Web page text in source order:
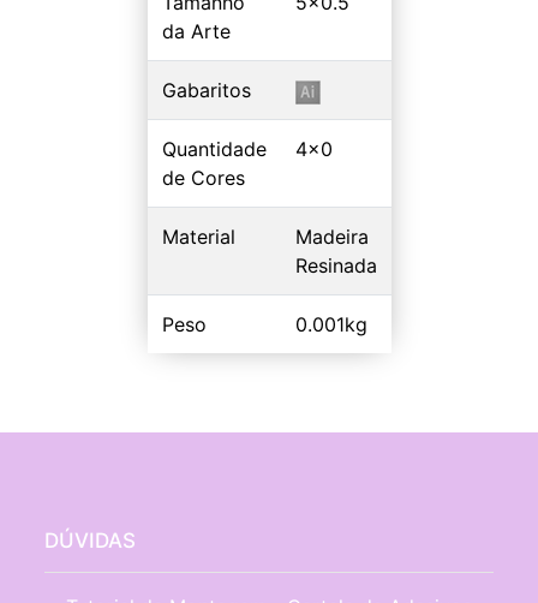
da Arte
Gabaritos
Quantidade
de Cores
4x0
Material
Madeira
Resinada
Peso 0.001kg
DÚVIDAS